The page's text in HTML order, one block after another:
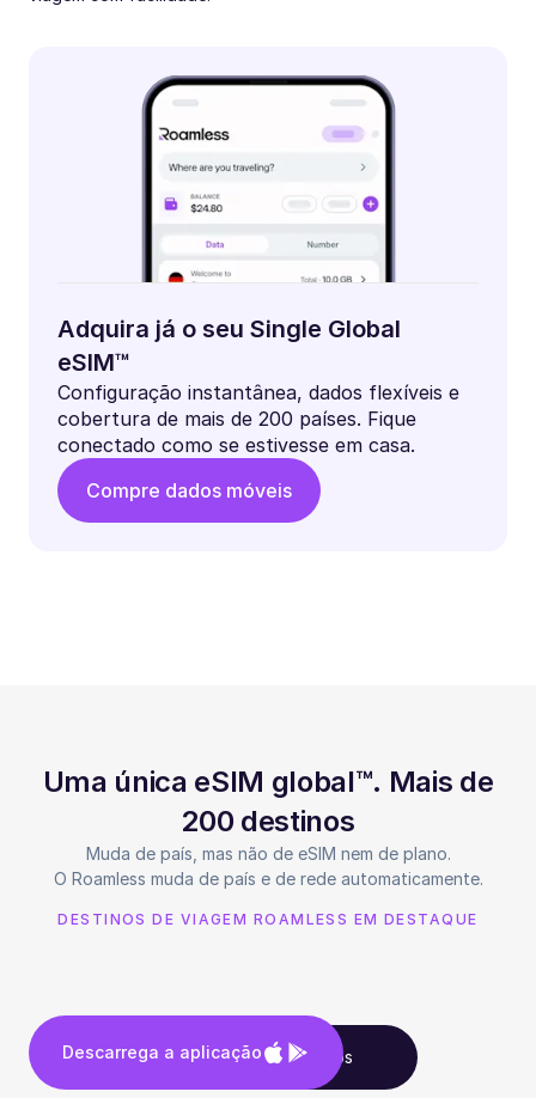
Adquira já o seu Single Global
eSIM™
Configuração instantânea, dados flexíveis e
cobertura de mais de 200 países. Fique
conectado como se estivesse em casa.
Compre dados móveis
Uma única eSIM global™. Mais de
200 destinos
Muda de país, mas não de eSIM nem de plano.
O Roamless muda de país e de rede automaticamente.
DESTINOS DE VIAGEM ROAMLESS EM DESTAQUE
Vê todos os destinos
Descarrega a aplicação